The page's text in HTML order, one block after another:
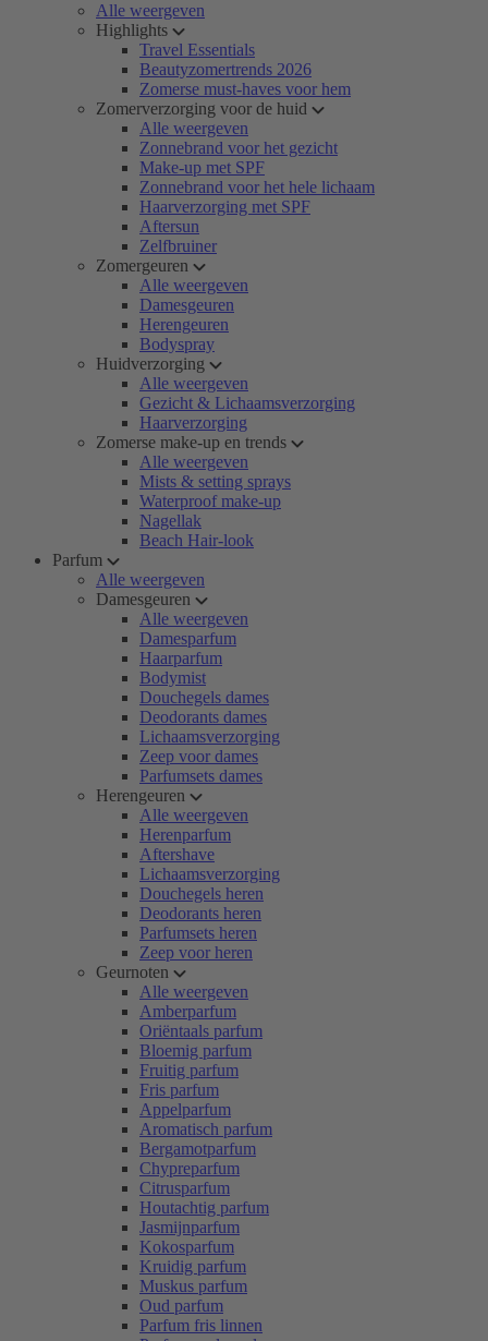
Alle weergeven
Highlights
Travel Essentials
Beautyzomertrends 2026
Zomerse must-haves voor hem
Zomerverzorging voor de huid
Alle weergeven
Zonnebrand voor het gezicht
Make-up met SPF
Zonnebrand voor het hele lichaam
Haarverzorging met SPF
Aftersun
Zelfbruiner
Zomergeuren
Alle weergeven
Damesgeuren
Herengeuren
Bodyspray
Huidverzorging
Alle weergeven
Gezicht & Lichaamsverzorging
Haarverzorging
Zomerse make-up en trends
Alle weergeven
Mists & setting sprays
Waterproof make-up
Nagellak
Beach Hair-look
Parfum
Alle weergeven
Damesgeuren
Alle weergeven
Damesparfum
Haarparfum
Bodymist
Douchegels dames
Deodorants dames
Lichaamsverzorging
Zeep voor dames
Parfumsets dames
Herengeuren
Alle weergeven
Herenparfum
Aftershave
Lichaamsverzorging
Douchegels heren
Deodorants heren
Parfumsets heren
Zeep voor heren
Geurnoten
Alle weergeven
Amberparfum
Oriëntaals parfum
Bloemig parfum
Fruitig parfum
Fris parfum
Appelparfum
Aromatisch parfum
Bergamotparfum
Chypreparfum
Citrusparfum
Houtachtig parfum
Jasmijnparfum
Kokosparfum
Kruidig parfum
Muskus parfum
Oud parfum
Parfum fris linnen